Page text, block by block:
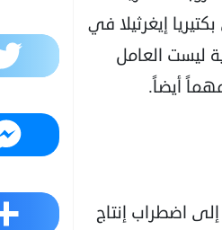
إيغرثيلا في
ليست العامل
أيضاً.
اضطراب إنتاج
Twitter
Share